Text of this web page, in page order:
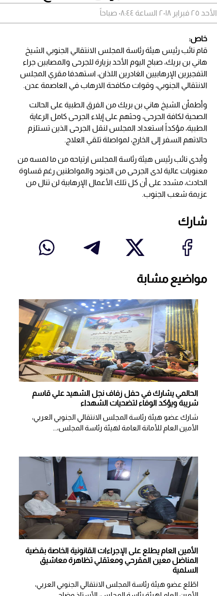
الأحد ٢٥ فبراير ٢٠١٨ الساعة ٠٨:٤٤ صباحاً
خاص:
قام نائب رئيس هيئة رئاسة المجلس الانتقالي الجنوبي الشيخ
هاني بن بريك، صباح اليوم الأحد بزيارة للجرحى والمصابين جراء
التفجيرين الإرهابيين الغادرين اللذان، استهدفا مقري المجلس
الانتقالي الجنوبي، وقوات مكافحة الارهاب في العاصمة عدن.
وأطمأن الشيخ هاني بن بريك من الفرق الطبية على الحالت
الصحية لكافة الجرحى، وحثهم على إيلاء الجرحى كامل الرعاية
الطبية، مؤكداً استعداد المجلس لنقل الجرحى الذين تستلزم
حالاتهم السفر إلى الخارج، لمواصلة تلقي العلاج.
وأبدى نائب رئيس هيئة رئاسة المجلس ارتياحه من ما لمسه من
معنويات عالية لدى الجرحى من الجنود والمواطنين رغم قساوة
الحادث، مشدد على أن كل تلك الأعمال الإرهابية لن تنال من
عزيمة شعب الجنوب.
شارك
مواضيع مشابة
الحالمي يشارك في حفل زفاف نجل الشهيد علي قاسم
شريبة ويؤكد الوفاء لتضحيات الشهداء
شارك عضو هيئة رئاسة المجلس الانتقالي الجنوبي العربي،
الأمين العام للأمانة العامة لهيئة رئاسة المجلس،...
الأمين العام يطلع على الإجراءات القانونية الخاصة بقضية
المناضل معين المقرحي ومعتقلي تظاهرة معاشيق
السلمية
اطّلع عضو هيئة رئاسة المجلس الانتقالي الجنوبي العربي،